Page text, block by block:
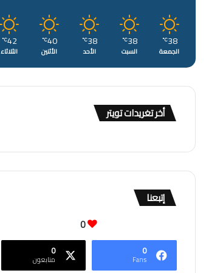
38
℃
الجمعة
38
℃
السبت
38
℃
الأحد
40
℃
الأثنين
42
℃
الثلاثاء
أخر تغريدات تويتر
إتبعنا
0
0
Fans
0
متابعون